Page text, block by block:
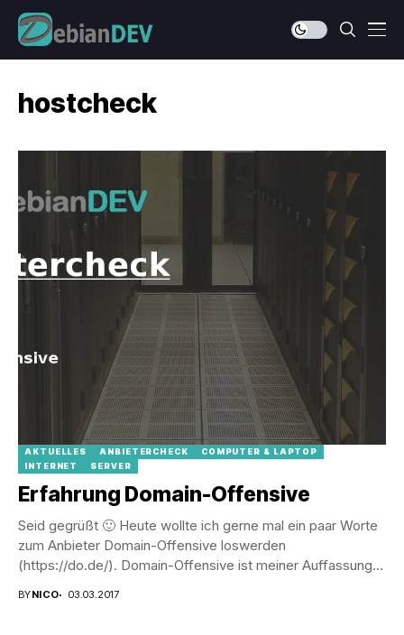
hostcheck
AKTUELLES ANBIETERCHECK
COMPUTER & LAPTOP
INTERNET
SERVER
Erfahrung Domain-Offensive
Seid gegrüßt 🙂 Heute wollte ich gerne mal ein paar Worte
zum Anbieter Domain-Offensive loswerden
(https://do.de/). Domain-Offensive ist meiner Auffassung
BYNICO 03.03.2017